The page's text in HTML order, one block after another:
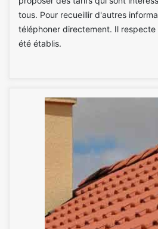
tous. Pour recueillir d'autres
téléphoner directement. Il respecte
été établis.